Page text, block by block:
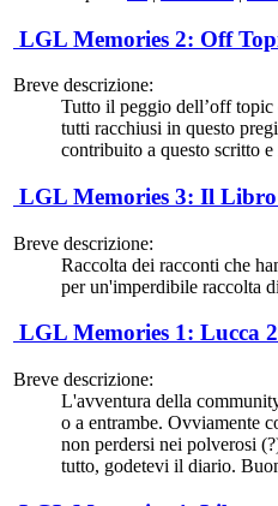
LGL Memories 2: Off
Breve descrizione:
Tutto il peggio dell’off topic
tutti racchiusi in questo
contribuito a questo scritto
LGL Memories 3: Il
Breve descrizione:
Raccolta dei racconti che
per un'imperdibile raccolta
LGL Memories 1: Lucca
Breve descrizione:
L'avventura della
o a entrambe. Ovviamente
non perdersi nei polverosi
tutto, godetevi il diario.